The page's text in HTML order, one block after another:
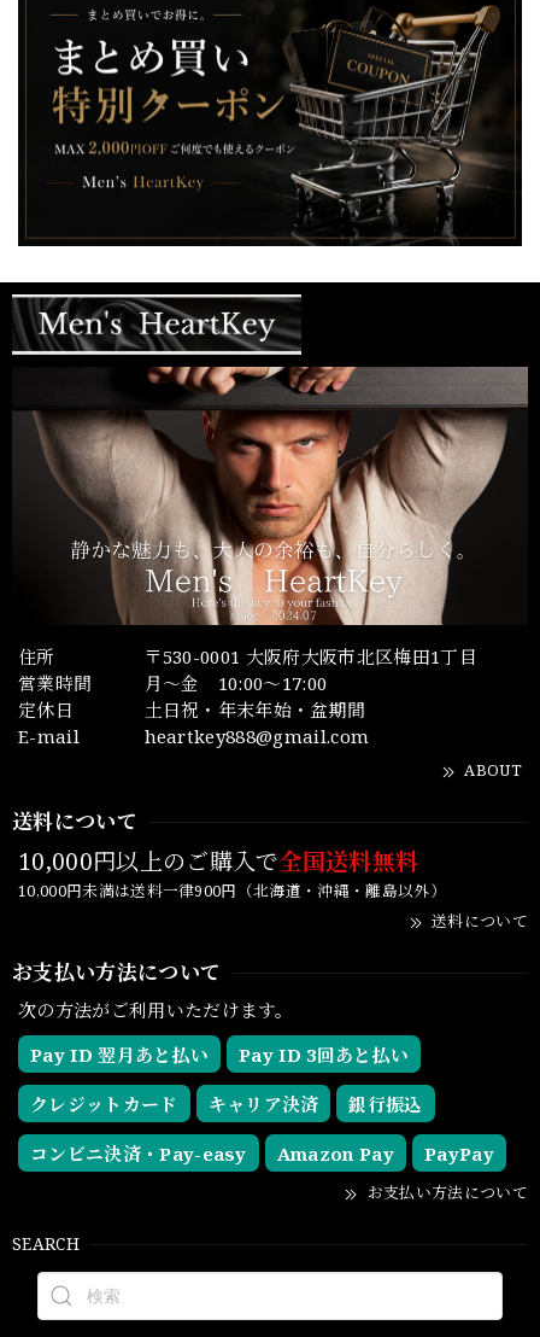
住所
〒530-0001 大阪府大阪市北区梅田1丁目
営業時間
月～金 10:00～17:00
定休日
土日祝・年末年始・盆期間
E-mail
heartkey888@gmail.com
ABOUT
送料について
10,000円以上のご購入で全国送料無料
10,000円未満は送料一律900円（北海道・沖縄・離島以外）
送料について
お支払い方法について
次の方法がご利用いただけます。
Pay ID 翌月あと払い
Pay ID 3回あと払い
クレジットカード キャリア決済 銀行振込
コンビニ決済・Pay-easy Amazon Pay PayPay
お支払い方法について
SEARCH